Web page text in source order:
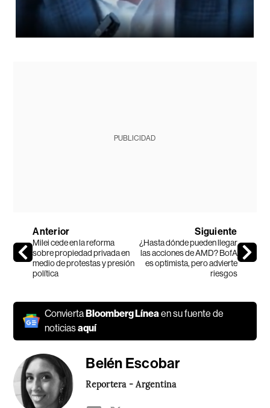
PUBLICIDAD
Anterior
Milei cede en la reforma
sobre propiedad privada en
medio de protestas y presión
política
Siguiente
¿Hasta dónde pueden llegar
las acciones de AMD? BofA
es optimista, pero advierte
riesgos
ConviertaBloomberg Línea en su fuente de
noticiasaquí
Belén Escobar
Reportera - Argentina